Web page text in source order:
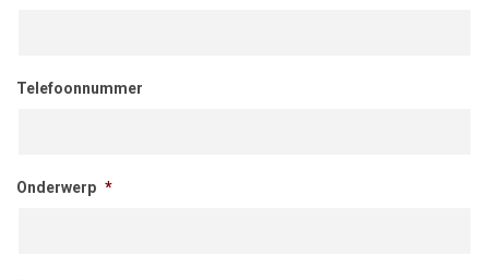
Telefoonnummer
Onderwerp *